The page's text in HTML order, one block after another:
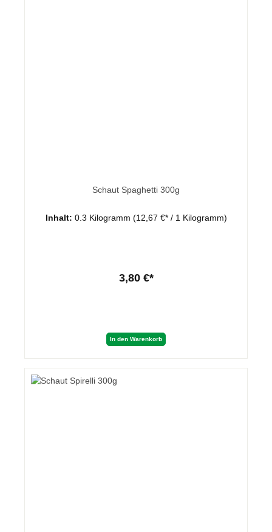
Schaut Spaghetti 300g
Inhalt: 0.3 Kilogramm (12,67 €* / 1 Kilogramm)
3,80 €*
In den Warenkorb